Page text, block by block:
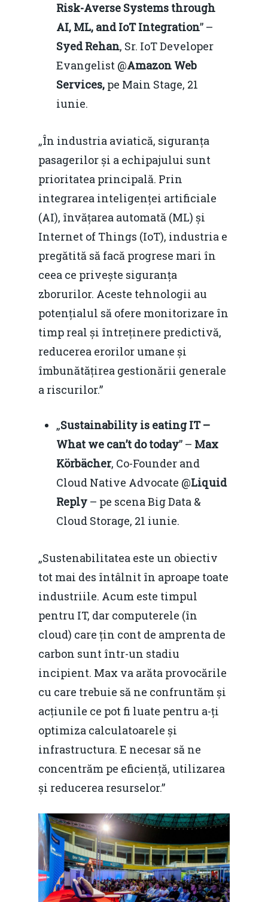
Risk-Averse Systems through
AI, ML, and IoT Integration” –
Syed Rehan, Sr. IoT Developer
Evangelist @Amazon Web
Services, pe Main Stage, 21
iunie.
„În industria aviatică, siguranța
pasagerilor și a echipajului sunt
prioritatea principală. Prin
integrarea inteligenței artificiale
(AI), învățarea automată (ML) și
Internet of Things (IoT), industria e
pregătită să facă progrese mari în
ceea ce privește siguranța
zborurilor. Aceste tehnologii au
potențialul să ofere monitorizare în
timp real și întreținere predictivă,
reducerea erorilor umane și
îmbunătățirea gestionării generale
a riscurilor.”
„Sustainability is eating IT –
What we can’t do today” – Max
Körbächer, Co-Founder and
Cloud Native Advocate @Liquid
Reply – pe scena Big Data &
Cloud Storage, 21 iunie.
„Sustenabilitatea este un obiectiv
tot mai des întâlnit în aproape toate
industriile. Acum este timpul
pentru IT, dar computerele (în
cloud) care țin cont de amprenta de
carbon sunt într-un stadiu
incipient. Max va arăta provocările
cu care trebuie să ne confruntăm și
acțiunile ce pot fi luate pentru a-ți
optimiza calculatoarele și
infrastructura. E necesar să ne
concentrăm pe eficiență, utilizarea
și reducerea resurselor.”
Noutăți
Despre
Evenimente
Foto
România – orizont
resurselor naturale
Piaţa gazelor naturale:
predictibilitate,
concurenţă.
IMM
Rolul băncilor în
IMM
Redresare vs.
Video
Marea Neagră în Noua
economie
Politici Europene în
Economie
predictibilitate,
concurență.
EM360 Talk
Contact
Burse pentru
Contact
Daniel Apostol
Email: